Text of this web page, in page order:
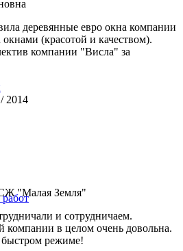
деревянные евро окна компании
(красотой и качеством).
компании "Висла" за
2014
"Малая Земля"
и сотрудничаем.
компании в целом очень довольна.
режиме!